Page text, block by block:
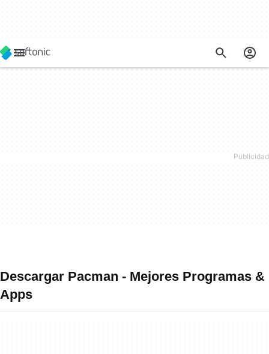
Descargar Pacman - Mejores Programas &
Apps